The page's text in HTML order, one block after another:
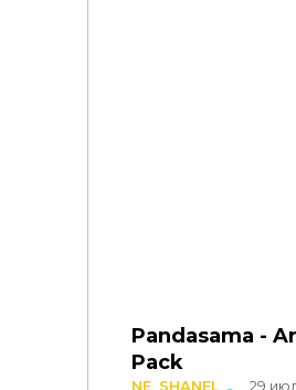
Pandasama -
Pack
NE_SHANEL
29